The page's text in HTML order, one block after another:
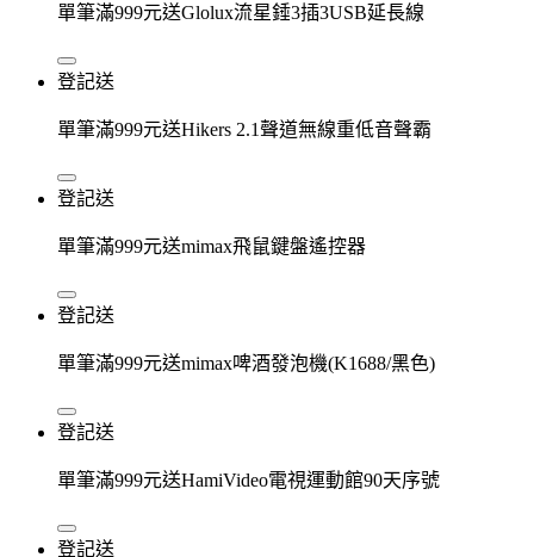
單筆滿999元送Glolux流星錘3插3USB延長線
登記送
單筆滿999元送Hikers 2.1聲道無線重低音聲霸
登記送
單筆滿999元送mimax飛鼠鍵盤遙控器
登記送
單筆滿999元送mimax啤酒發泡機(K1688/黑色)
登記送
單筆滿999元送HamiVideo電視運動館90天序號
登記送